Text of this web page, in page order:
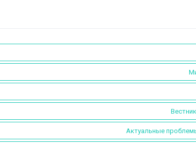
Актуальные